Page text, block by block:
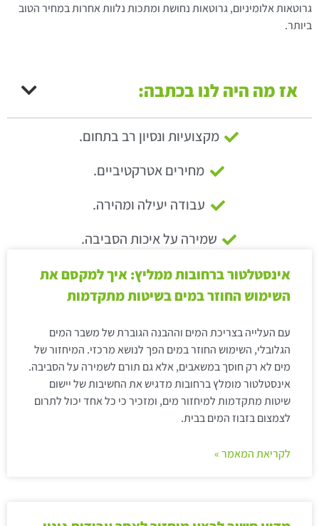
גרוטאות אלומיניום, גרוטאות נחושת ומתכות נלוות אחרות במחיר הטוב
ביותר.
אז מה היה לנו בכתבה:
מקצועיות ונסיון רב בתחום.
מחירים אטרקטיביים.
עבודה יעילה ומהירה.
שמירה על איכות הסביבה.
אינסטלטור ברחובות ממליץ: איך למקסם את
השימוש החוזר במים בשיטות מתקדמות
עם העלייה בצריכת המים וההבנה הגוברת של משבר המים
הגלובלי, השימוש החוזר במים הפך לנושא מרכזי. המיחזור של
מים לא רק חוסך במשאבים, אלא גם תורם לשמירה על הסביבה.
אינסטלטור מומלץ ברחובות מדגיש את החשיבות של יישום
שיטות מתקדמות למיחזור מים, ומזכיר כי כל אחד יכול לתרום
לצמצום בזבוז המים בבית.
לקריאת המאמר »